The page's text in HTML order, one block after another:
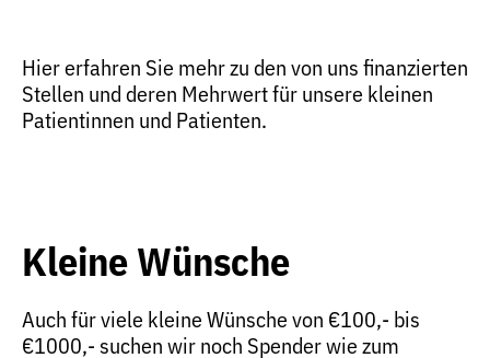
Hier erfahren Sie mehr zu den von uns finanzierten
Stellen und deren Mehrwert für unsere kleinen
Patientinnen und Patienten.
Kleine Wünsche
Auch für viele kleine Wünsche von €100,- bis
€1000,- suchen wir noch Spender wie zum